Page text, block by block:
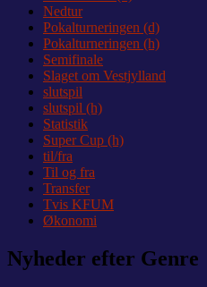
Nedtur
Pokalturneringen (d)
Pokalturneringen (h)
Semifinale
Slaget om Vestjylland
slutspil
slutspil (h)
Statistik
Super Cup (h)
til/fra
Til og fra
Transfer
Tvis KFUM
Økonomi
Nyheder efter Genre